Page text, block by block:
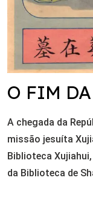
O FIM
A chegada da
missão jesuíta
Biblioteca
da Biblioteca de